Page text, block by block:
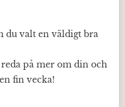
du valt en väldigt bra
på mer om din och
fin vecka!